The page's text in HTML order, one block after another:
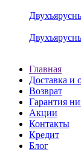
Главная
Доставка и
Возврат
Гарантия
Акции
Контакты
Кредит
Блог